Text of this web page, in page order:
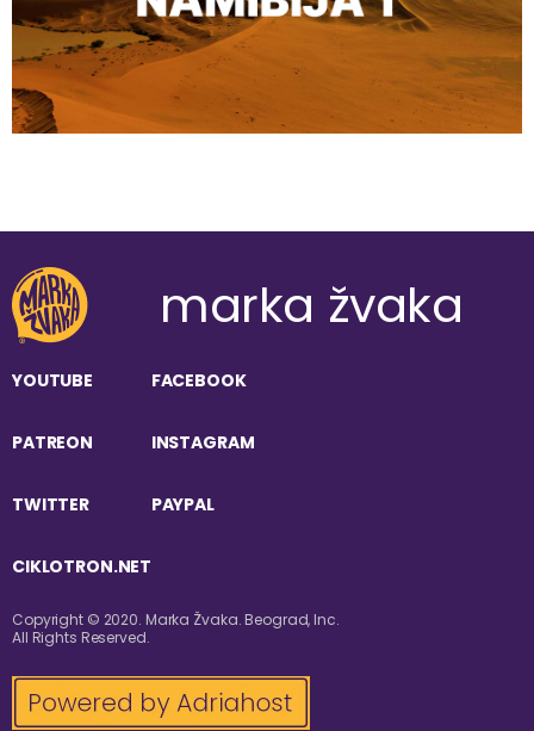
marka žvaka
YOUTUBE FACEBOOK
PATREON INSTAGRAM
TWITTER PAYPAL
CIKLOTRON.NET
Copyright © 2020. Marka Žvaka. Beograd, Inc.
All Rights Reserved.